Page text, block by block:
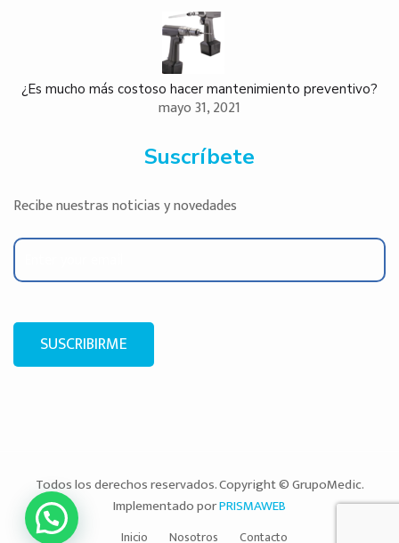
¿Es mucho más costoso hacer mantenimiento preventivo?
mayo 31, 2021
Suscríbete
Recibe nuestras noticias y novedades
SUSCRIBIRME
Todos los derechos reservados. Copyright © GrupoMedic.
Implementado porPRISMAWEB
Inicio Nosotros Contacto